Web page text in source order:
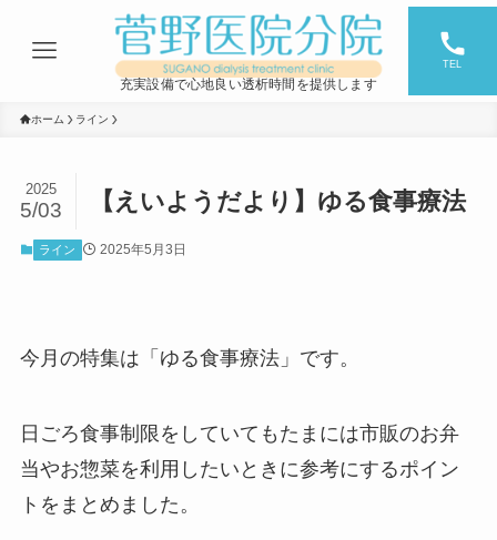
充実設備で心地良い透析時間を提供します
TEL
ホーム ライン
【えいようだより】ゆる食事療法
2025
5/03
ライン 2025年5月3日
今月の特集は「ゆる食事療法」です。
日ごろ食事制限をしていてもたまには市販のお弁
当やお惣菜を利用したいときに参考にするポイン
トをまとめました。